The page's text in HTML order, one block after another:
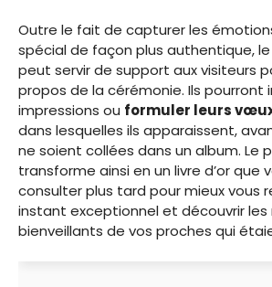
Outre le fait de capturer les
spécial de façon plus authentique,
peut servir de support aux visiteurs
propos de la cérémonie. Ils pourront
impressions ou formuler leurs
dans lesquelles ils apparaissent,
ne soient collées dans un album. Le
transforme ainsi en un livre d’or que
consulter plus tard pour mieux vous
instant exceptionnel et découvrir les
bienveillants de vos proches qui